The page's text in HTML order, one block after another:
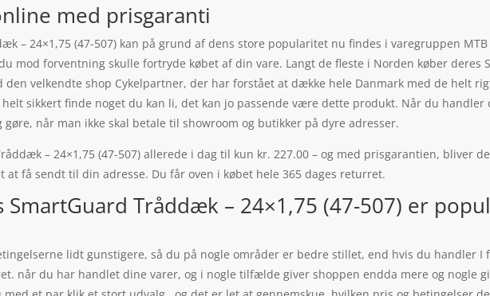
med prisgaranti
– 24×1,75 (47-507) kan på grund af dens store popularitet nu findes i varegruppen
mod forventning skulle fortryde købet af din vare. Langt de fleste i Norden køber deres
den velkendte shop Cykelpartner, der har forstået at dække hele Danmark med de helt
sikkert finde noget du kan li, det kan jo passende være dette produkt. Når du handler
når man ikke skal betale til showroom og butikker på dyre adresser.
– 24×1,75 (47-507) allerede i dag til kun kr. 227.00 – og med prisgarantien, bliver
at få sendt til din adresse. Du får oven i købet hele 365 dages returret.
SmartGuard Tråddæk – 24×1,75 (47-507) er
lidt gunstigere, så du på nogle områder er bedre stillet, end hvis du handler I
når du har handlet dine varer, og i nogle tilfælde giver shoppen endda mere og nogle